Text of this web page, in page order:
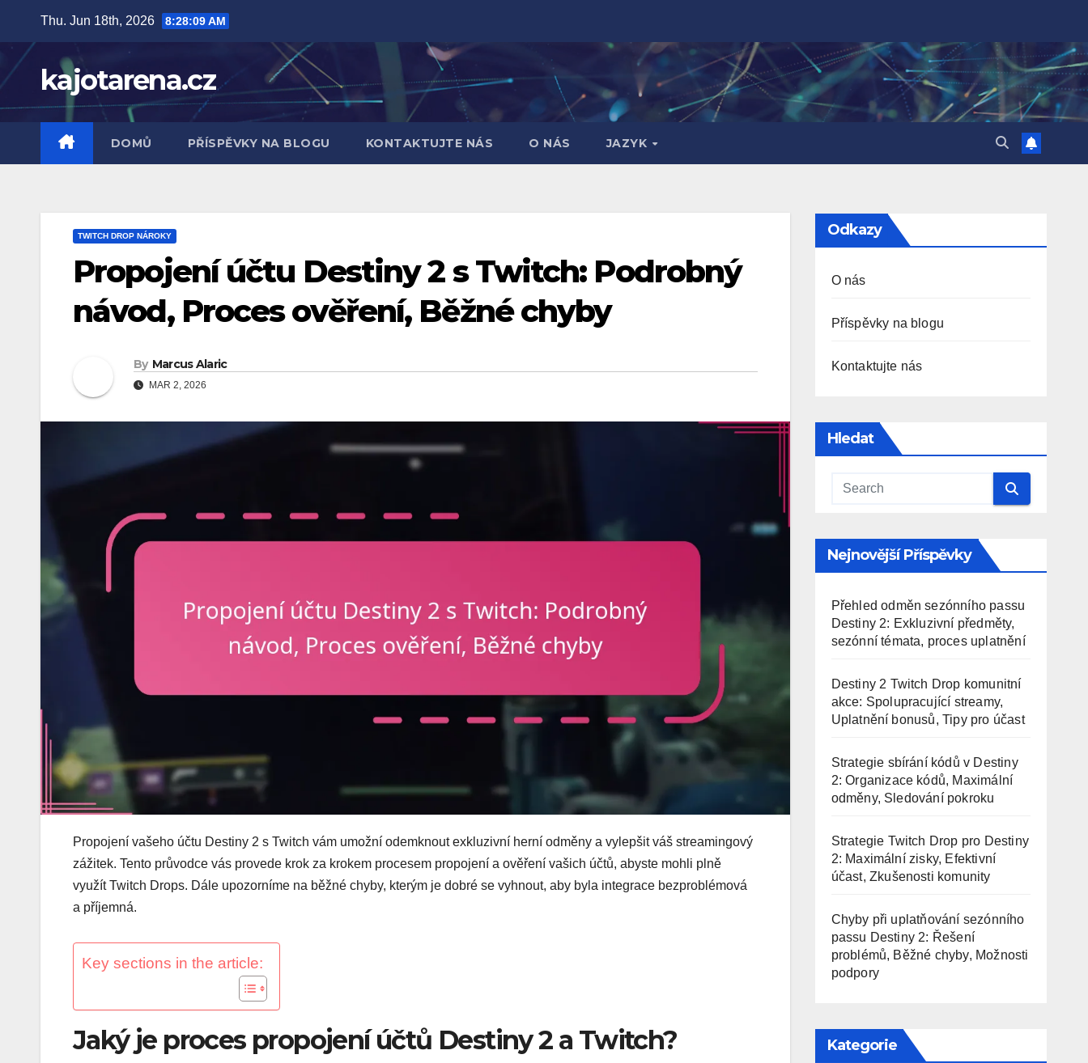
content
Thu. Jun 18th, 2026 8:28:10 AM
kajotarena.cz
DOMŮ PŘÍSPĚVKY NA BLOGU KONTAKTUJTE NÁS O NÁS JAZYK
TWITCH DROP NÁROKY
Propojení účtu Destiny 2 s Twitch: Podrobný
návod, Proces ověření, Běžné chyby
By Marcus Alaric
MAR 2, 2026
Propojení vašeho účtu Destiny 2 s Twitch vám umožní odemknout exkluzivní herní odměny a vylepšit váš streamingový
zážitek. Tento průvodce vás provede krok za krokem procesem propojení a ověření vašich účtů, abyste mohli plně
využít Twitch Drops. Dále upozorníme na běžné chyby, kterým je dobré se vyhnout, aby byla integrace bezproblémová
a příjemná.
Key sections in the article:
Jaký je proces propojení účtů Destiny 2 a Twitch?
Odkazy
O nás
Příspěvky na blogu
Kontaktujte nás
Hledat
Nejnovější Příspěvky
Přehled odměn sezónního passu
Destiny 2: Exkluzivní předměty,
sezónní témata, proces uplatnění
Destiny 2 Twitch Drop komunitní
akce: Spolupracující streamy,
Uplatnění bonusů, Tipy pro účast
Strategie sbírání kódů v Destiny
2: Organizace kódů, Maximální
odměny, Sledování pokroku
Strategie Twitch Drop pro Destiny
2: Maximální zisky, Efektivní
účast, Zkušenosti komunity
Chyby při uplatňování sezónního
passu Destiny 2: Řešení
problémů, Běžné chyby, Možnosti
podpory
Kategorie